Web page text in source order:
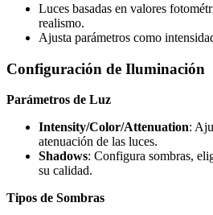
Luces basadas en valores
realismo.
Ajusta parámetros como
Configuración de Iluminación
Parámetros de Luz
Intensity/Color/Attenuation:
atenuación de las luces.
Shadows: Configura sombras,
su calidad.
Tipos de Sombras